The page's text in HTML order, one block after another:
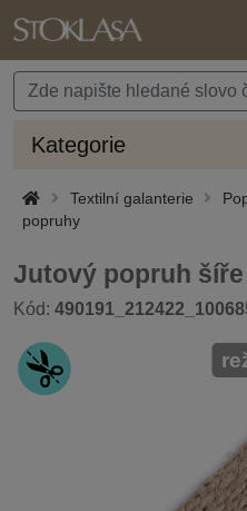
Kategorie
Textilní galanterie
popruhy
Jutový popruh šíře
Kód: